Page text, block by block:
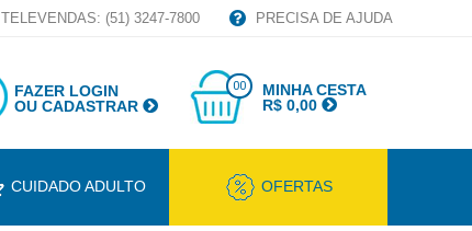
TELEVENDAS: (51) 3247-7800 PRECISA DE AJUDA
FAZER LOGIN
OU CADASTRAR
00
MINHA CESTA
R$ 0,00
CUIDADO ADULTO OFERTAS